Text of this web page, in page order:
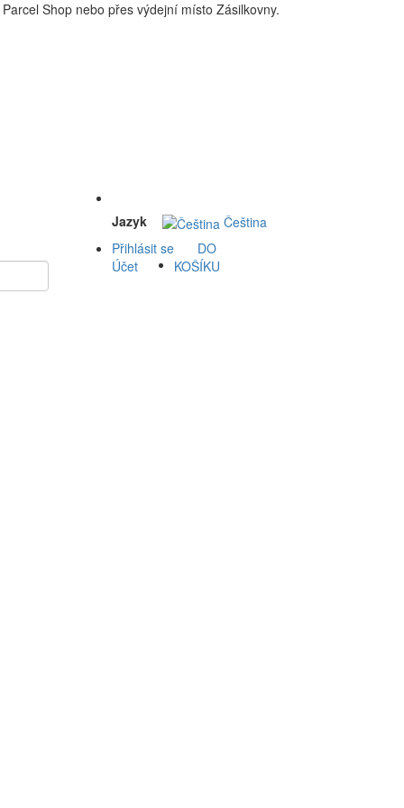
doprava zdarma. Nakupdomu.cz
Shop nebo přes výdejní místo Zásilkovny.
Jazyk
Čeština
Přihlásit se
Účet
DO
KOŠÍKU